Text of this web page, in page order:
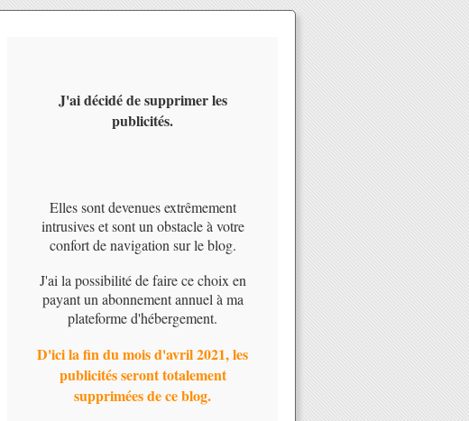
J'ai décidé de supprimer les
publicités.
Elles sont devenues extrêmement
intrusives et sont un obstacle à votre
confort de navigation sur le blog.
J'ai la possibilité de faire ce choix en
payant un abonnement annuel à ma
plateforme d'hébergement.
D'ici la fin du mois d'avril 2021, les
publicités seront totalement
supprimées de ce blog.